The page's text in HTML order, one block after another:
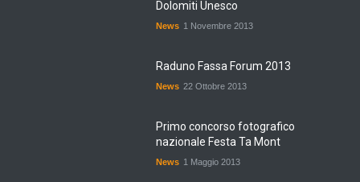
News 1 Novembre 2013
News 22 Ottobre 2013
nazionale Festa Ta Mont
News 1 Maggio 2013